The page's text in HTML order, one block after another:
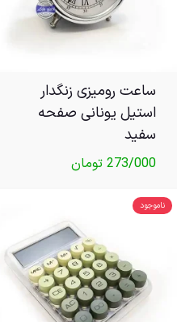
ساعت رومیزی زنگدار
استیل یونانی صفحه
سفید
273/000 تومان
ناموجود